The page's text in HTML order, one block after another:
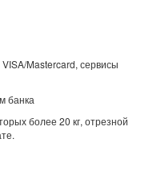
Mastercard, сервисы
банка
более 20 кг, отрезной